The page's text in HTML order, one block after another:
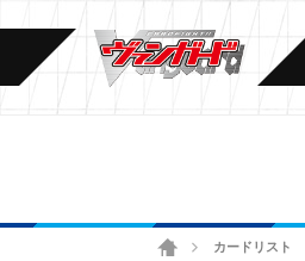
ホームカードリスト